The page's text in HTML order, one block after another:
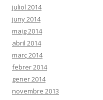
juliol 2014
juny 2014
maig 2014
abril 2014
març 2014
febrer 2014
gener 2014
novembre 2013